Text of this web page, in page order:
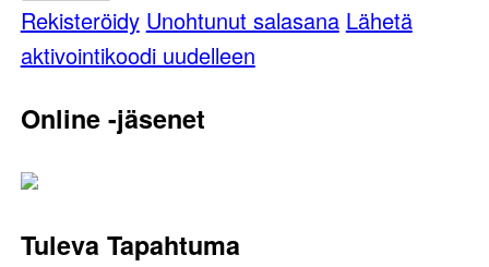
Rekisteröidy Unohtunut salasana Lähetä
aktivointikoodi uudelleen
Online -jäsenet
Tuleva Tapahtuma